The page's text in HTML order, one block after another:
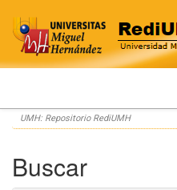
Skip
navigation
UMH: Repositorio RediUMH
Buscar